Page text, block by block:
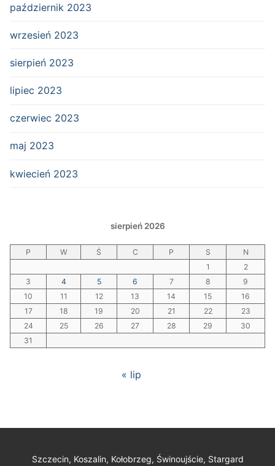
październik 2023
wrzesień 2023
sierpień 2023
lipiec 2023
czerwiec 2023
maj 2023
kwiecień 2023
sierpień 2026
P W Ś C P S
N
1
2
3
4 5 6 7 8
9
10
11 12 13 14 15
16
17
18 19 20 21 22
23
24
25 26 27 28 29
30
31
« lip
Szczecin, Koszalin, Kołobrzeg, Świnoujście, Stargard